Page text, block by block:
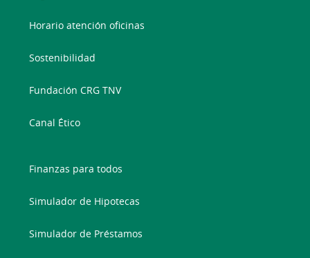
Horario atención oficinas
Sostenibilidad
Fundación CRG TNV
Canal Ético
Finanzas para todos
Simulador de Hipotecas
Simulador de Préstamos